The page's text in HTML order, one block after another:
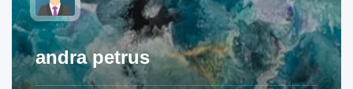
andra petrus